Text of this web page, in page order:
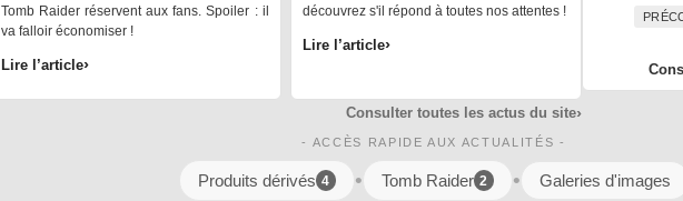
Tomb Raider réservent aux fans. Spoiler : il
va falloir économiser !
Lire l’article
découvrez s'il répond à toutes nos attentes !
Lire l’article
Consulter toutes les actus du site
A
- ACCÈS RAPIDE AUX ACTUALITÉS -
Produits dérivés 4 • Tomb Raider 2 • Galeries d'images